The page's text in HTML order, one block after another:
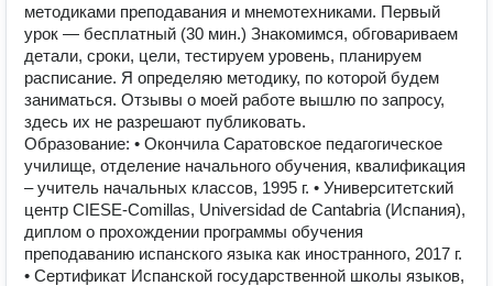
методиками преподавания и мнемотехниками. Первый
урок — бесплатный (30 мин.) Знакомимся, обговариваем
детали, сроки, цели, тестируем уровень, планируем
расписание. Я определяю методику, по которой будем
заниматься. Отзывы о моей работе вышлю по запросу,
здесь их не разрешают публиковать.
Образование: • Окончила Саратовское педагогическое
училище, отделение начального обучения, квалификация
– учитель начальных классов, 1995 г. • Университетский
центр CIESE-Comillas, Universidad de Cantabria (Испания),
диплом о прохождении программы обучения
преподаванию испанского языка как иностранного, 2017 г.
• Сертификат Испанской государственной школы языков,